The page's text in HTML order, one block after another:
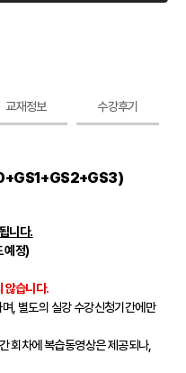
교재정보 수강후기
니다.
예정)
않습니다.
, 별도의 실강 수강신청기간에만
회차에 복습동영상은 제공되나,